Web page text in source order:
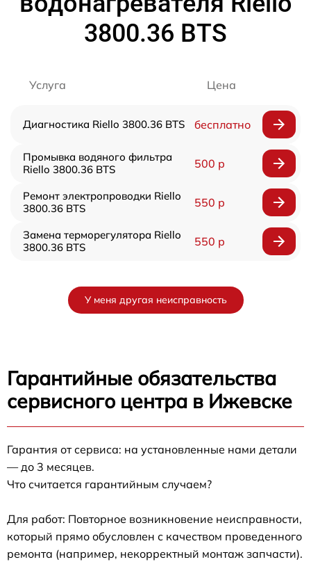
3800.36 BTS
Услуга Цена
Диагностика Riello 3800.36 BTS бесплатно
Промывка водяного фильтра
Riello 3800.36 BTS
500 р
Ремонт электропроводки Riello
3800.36 BTS
550 р
Замена терморегулятора Riello
3800.36 BTS
550 р
У меня другая неисправность
Гарантийные обязательства
сервисного центра в Ижевске
Гарантия от сервиса: на установленные нами детали
— до 3 месяцев.
Что считается гарантийным случаем?
Для работ: Повторное возникновение неисправности,
который прямо обусловлен с качеством проведенного
ремонта (например, некорректный монтаж запчасти).